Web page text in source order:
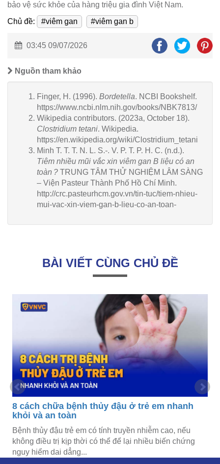
bảo vệ sức khỏe của hàng triệu gia đình Việt Nam.
Chủ đề:
#viêm gan #viêm gan b
03:45 09/07/2026
Nguồn tham khảo
Finger, H. (1996). Bordetella. NCBI Bookshelf.
https://www.ncbi.nlm.nih.gov/books/NBK7813/
Wikipedia contributors. (2023a, October 18).
Clostridium tetani. Wikipedia.
https://en.wikipedia.org/wiki/Clostridium_tetani
Minh T. T. T. N. L. S.-. V. P. T. P. H. C. (n.d.).
Tiêm nhiều mũi vắc xin viêm gan B liệu có an
toàn ? TRUNG TÂM THỬ NGHIỆM LÂM SÀNG
– Viện Pasteur Thành Phố Hồ Chí Minh.
http://crc.pasteurhcm.gov.vn/tin-tuc/tiem-nhieu-
mui-vac-xin-viem-gan-b-lieu-co-an-toan-
BÀI VIẾT CÙNG CHỦ ĐỀ
8 cách chữa bệnh thủy đậu ở trẻ em nhanh
khỏi và an toàn
Bệnh thủy đậu trẻ em có tính truyền nhiễm cao, nếu
không điều trị kịp thời có thể để lại nhiều biến chứng
nguy hiểm dai dẳng...